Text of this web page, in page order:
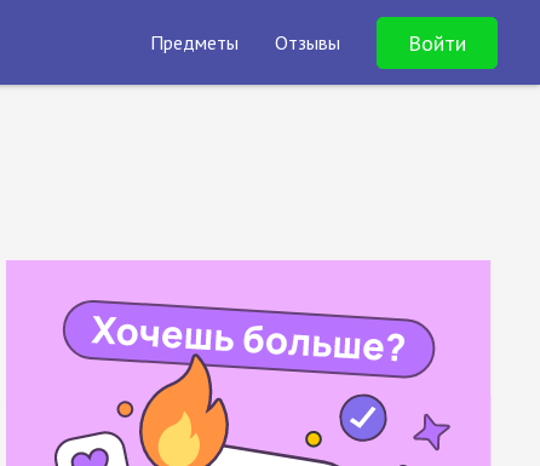
Предметы Отзывы Войти